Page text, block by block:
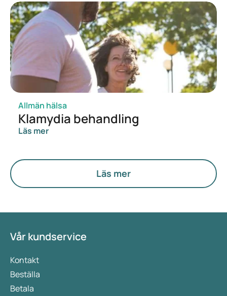
Allmän hälsa
Klamydia behandling
Läs mer
Läs mer
Vår kundservice
Kontakt
Beställa
Betala